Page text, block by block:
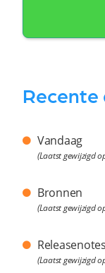
Vandaag
(Laatst gewijzigd
Bronnen
(Laatst gewijzigd
(Laatst gewijzigd